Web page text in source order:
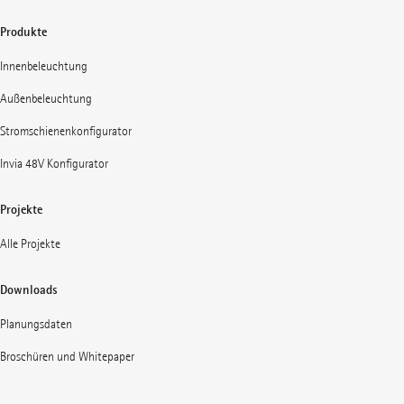
Produkte
Innenbeleuchtung
Außenbeleuchtung
Stromschienenkonfigurator
Invia 48V Konfigurator
Projekte
Alle Projekte
Downloads
Planungsdaten
Broschüren und Whitepaper